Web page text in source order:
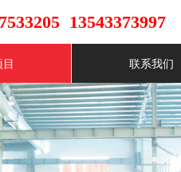
联系我们
13543373997